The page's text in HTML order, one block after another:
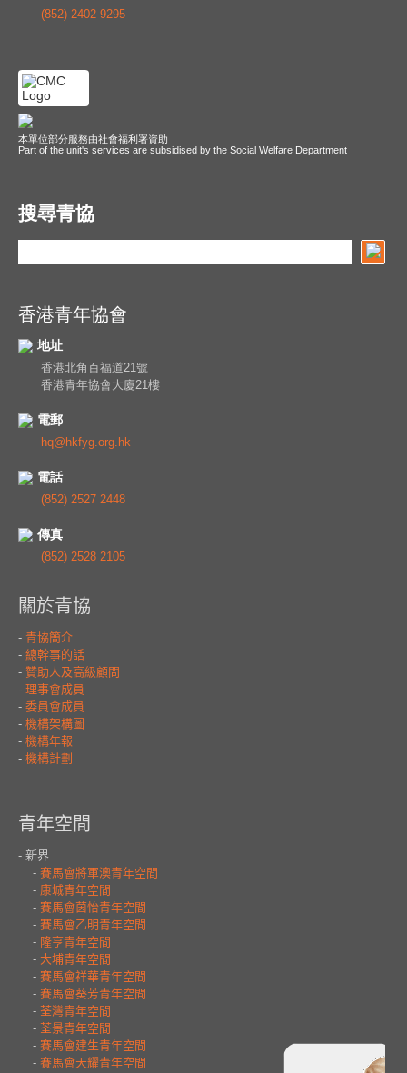
(852) 2402 9295
本單位部分服務由社會福利署資助
Part of the unit's services are subsidised by the Social Welfare Department
搜尋青協
香港青年協會
地址
香港北角百福道21號
香港青年協會大廈21樓
電郵
hq@hkfyg.org.hk
電話
(852) 2527 2448
傳真
(852) 2528 2105